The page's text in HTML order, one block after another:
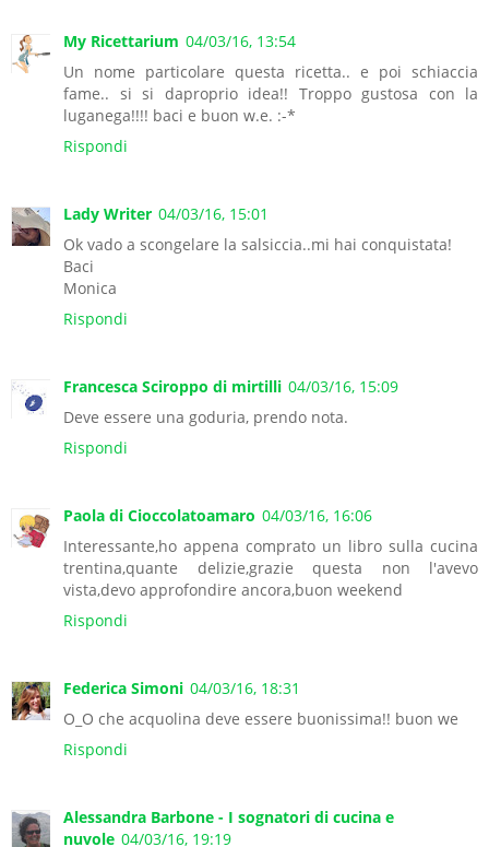
My Ricettarium 04/03/16, 13:54
Un nome particolare questa ricetta.. e poi schiaccia
fame.. si si daproprio idea!! Troppo gustosa con la
luganega!!!! baci e buon w.e. :-*
Rispondi
Lady Writer 04/03/16, 15:01
Ok vado a scongelare la salsiccia..mi hai conquistata!
Baci
Monica
Rispondi
Francesca Sciroppo di mirtilli 04/03/16, 15:09
Deve essere una goduria, prendo nota.
Rispondi
Paola di Cioccolatoamaro 04/03/16, 16:06
Interessante,ho appena comprato un libro sulla cucina
trentina,quante delizie,grazie questa non l'avevo
vista,devo approfondire ancora,buon weekend
Rispondi
Federica Simoni 04/03/16, 18:31
O_O che acquolina deve essere buonissima!! buon we
Rispondi
Alessandra Barbone - I sognatori di cucina e
nuvole 04/03/16, 19:19